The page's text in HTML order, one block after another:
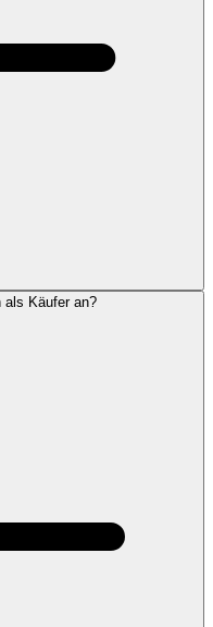
als Käufer an?